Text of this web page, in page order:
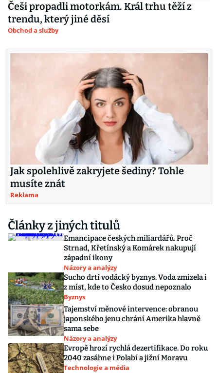
Češi propadli motorkám. Král trhu těží z
trendu, který jiné děsí
Obchod a služby
Jak spolehlivě zakryjete šediny? Tohle
musíte znát
Reklama
Články z jiných titulů
Emancipace českých miliardářů. Proč
Strnad, Křetínský a Komárek nakupují
západní ikony
Názory a analýzy
Sucho drtí vodácký byznys. Voda zmizela i
z míst, kde to Česko dosud nepoznalo
Byznys
Tajemství měnové intervence: obranou
japonského jenu chrání Amerika hlavně
sama sebe
Názory a analýzy
Evropě hrozí rychlá dezertifikace. Do roku
2040 zasáhne i Polabí a jižní Moravu
Technologie a média